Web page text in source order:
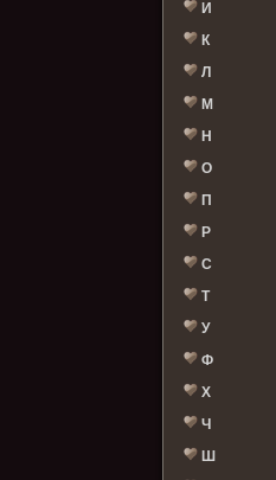
И
К
Л
М
Н
О
П
Р
С
Т
У
Ф
Х
Ч
Ш